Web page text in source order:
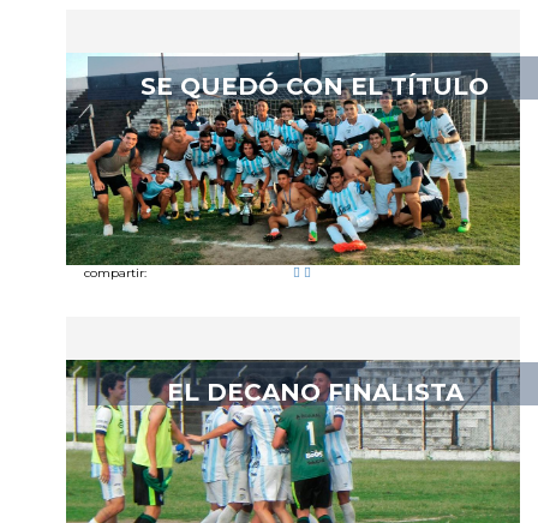
SE QUEDÓ CON EL TÍTULO
compartir:
EL DECANO FINALISTA